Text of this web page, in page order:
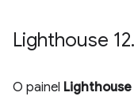
Lighthouse 12.
O painel Lighthouse